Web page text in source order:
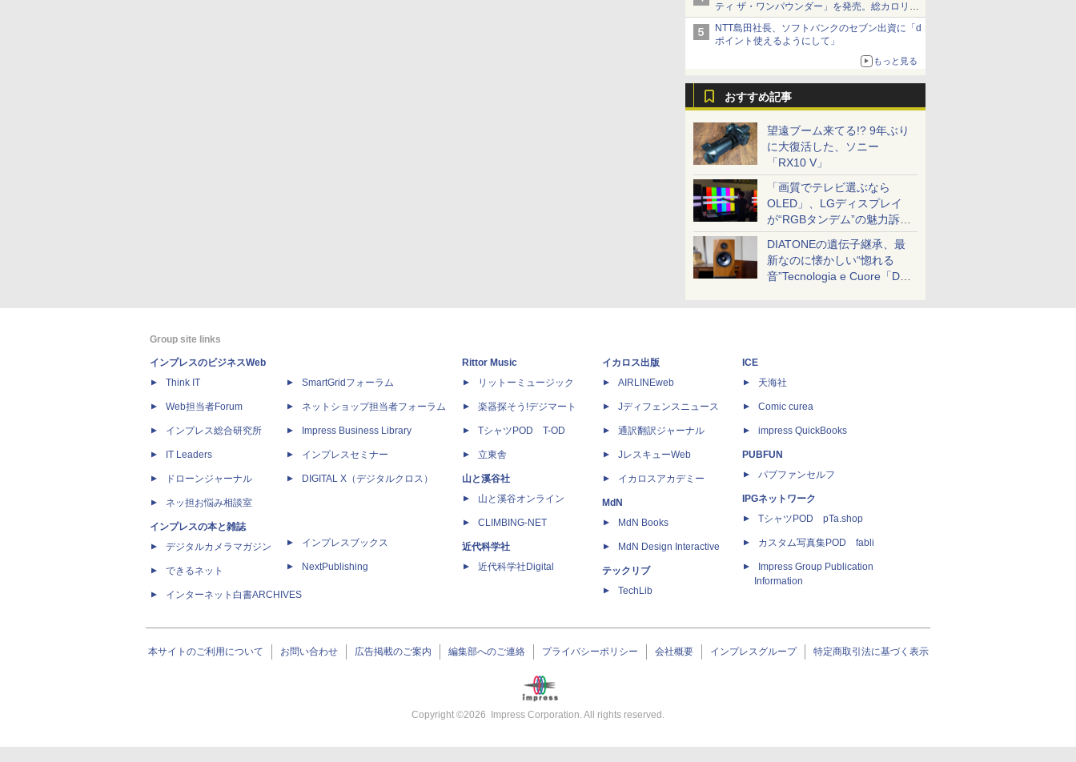
ティ ザ・ワンパウンダー」を発売。総カロリー
約1656kcal、総重量約527g！
NTT島田社長、ソフトバンクのセブン出資に「d
ポイント使えるようにして」
もっと見る
おすすめ記事
望遠ブーム来てる!? 9年ぶり
に大復活した、ソニー
「RX10 V」
「画質でテレビ選ぶなら
OLED」、LGディスプレイ
が“RGBタンデム”の魅力訴
求。液晶とのガチ比較も
DIATONEの遺伝子継承、最
新なのに懐かしい“惚れる
音”Tecnologia e Cuore「DS-
Group site links
インプレスのビジネスWeb
Think IT
Web担当者Forum
インプレス総合研究所
IT Leaders
ドローンジャーナル
ネッ担お悩み相談室
インプレスの本と雑誌
デジタルカメラマガジン
できるネット
インターネット白書ARCHIVES
SmartGridフォーラム
ネットショップ担当者フォーラム
Impress Business Library
インプレスセミナー
DIGITAL X（デジタルクロス）
インプレスブックス
NextPublishing
Rittor Music
リットーミュージック
楽器探そう!デジマート
TシャツPOD T-OD
立東舎
山と溪谷社
山と溪谷オンライン
CLIMBING-NET
近代科学社
近代科学社Digital
イカロス出版
AIRLINEweb
Jディフェンスニュース
通訳翻訳ジャーナル
JレスキューWeb
イカロスアカデミー
MdN
MdN Books
MdN Design Interactive
テックリブ
TechLib
ICE
天海社
Comic curea
impress QuickBooks
PUBFUN
パブファンセルフ
IPGネットワーク
TシャツPOD pTa.shop
カスタム写真集POD fabli
Impress Group Publication
Information
本サイトのご利用について お問い合わせ 広告掲載のご案内 編集部へのご連絡 プライバシーポリシー 会社概要 インプレスグループ 特定商取引法に基づく表示
Copyright ©2026 Impress Corporation. All rights reserved.